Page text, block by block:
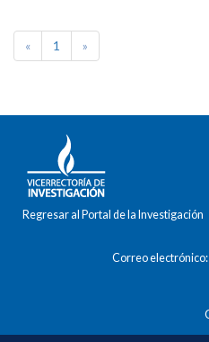
« 1 »
Regresar al Portal de la Investigación
Correo